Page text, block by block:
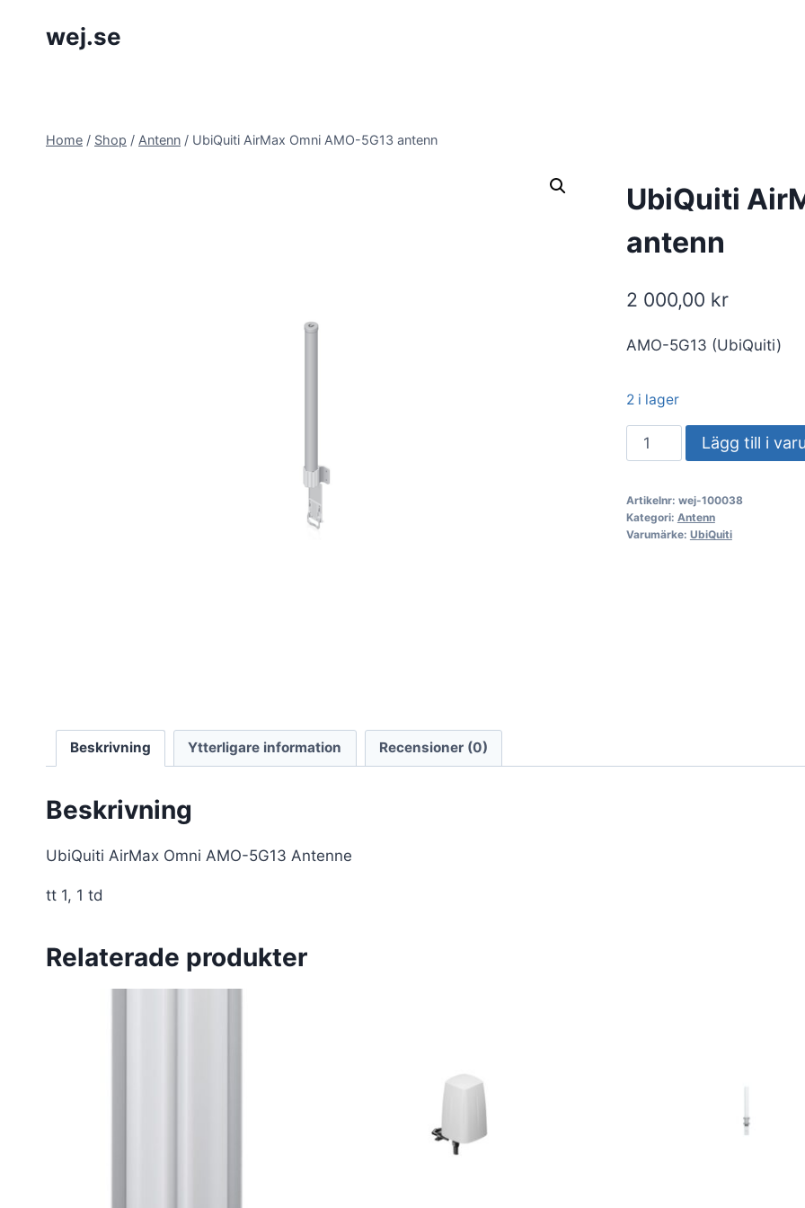
wej.se
Home / Shop / Antenn / UbiQuiti AirMax Omni AMO-5G13 antenn
UbiQuiti
antenn
2 000,00 kr
AMO-5G13 (UbiQuiti)
2 i lager
UbiQuiti
AirMax
AMO-
5G13
Lägg till i
Artikelnr: wej-100038
Kategori: Antenn
Varumärke: UbiQuiti
Beskrivning Ytterligare information Recensioner (0)
Beskrivning
UbiQuiti AirMax Omni AMO-5G13 Antenne
tt 1, 1 td
Relaterade produkter